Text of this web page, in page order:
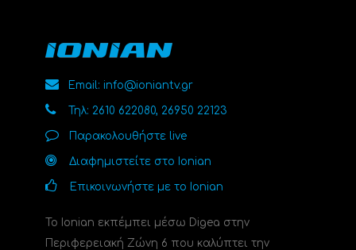
Email: info@ioniantv.gr
Τηλ: 2610 622080, 26950 22123
Παρακολουθήστε live
Διαφημιστείτε στο Ionian
Επικοινωνήστε με το Ionian
Το Ionian εκπέμπει μέσω Digea στην
Περιφερειακή Ζώνη 6 που καλύπτει την